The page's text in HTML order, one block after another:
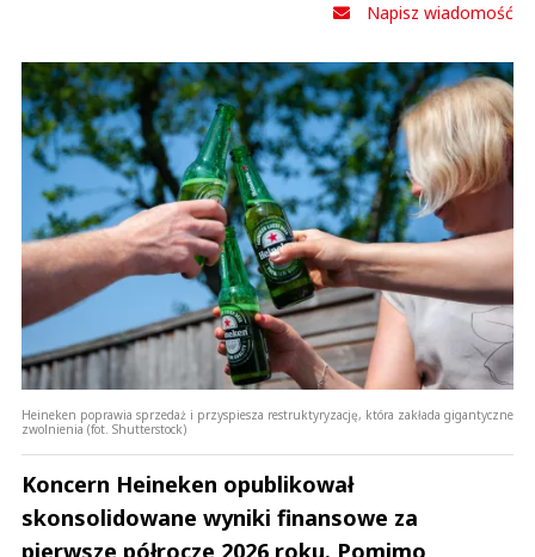
Napisz wiadomość
Heineken poprawia sprzedaż i przyspiesza restruktyryzację, która zakłada gigantyczne
zwolnienia (fot. Shutterstock)
Koncern Heineken opublikował
skonsolidowane wyniki finansowe za
pierwsze półrocze 2026 roku. Pomimo